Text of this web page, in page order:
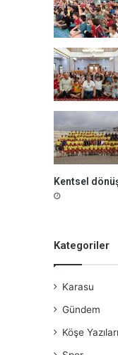
Kentsel
Kategoriler
Karasu
Gündem
Köşe Yazıları